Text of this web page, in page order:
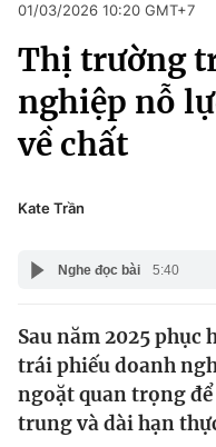
Chuyên mục
Chính trị
Xã hội
Pháp luật
Y tế
Thế giới
Tin tức
Thế giới đó đây
Kinh tế
Pháp luật
Kinh tế
Thể thao
Truyền hình
Văn hóa - Giải trí
01/03/2026 10:20 GMT+7
Thị trường
nghiệp nỗ
về chất
Kate Trần
Nghe đọc bài 5:40
Sau năm 2025
trái phiếu doanh
ngoặt quan trọng
trung và dài hạn